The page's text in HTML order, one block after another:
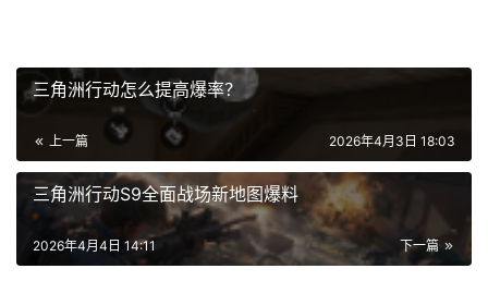
三角洲行动怎么提高爆率？
上一篇 2026年4月3日 18:03
三角洲行动S9全面战场新地图爆料
下一篇
2026年4月4日 14:11